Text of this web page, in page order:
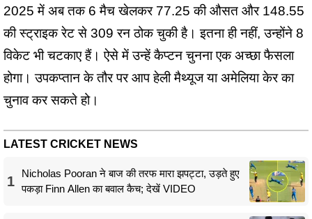
2025 में अब तक 6 मैच खेलकर 77.25 की औसत और 148.55
की स्ट्राइक रेट से 309 रन ठोक चुकी है। इतना ही नहीं, उन्होंने 8
विकेट भी चटकाए हैं। ऐसे में उन्हें कैप्टन चुनना एक अच्छा फैसला
होगा। उपकप्तान के तौर पर आप हेली मैथ्यूज या अमेलिया केर का
चुनाव कर सकते हो।
LATEST CRICKET NEWS
1
Nicholas Pooran ने बाज की तरफ मारा झपट्टा, उड़ते हुए
पकड़ा Finn Allen का बवाल कैच; देखें VIDEO